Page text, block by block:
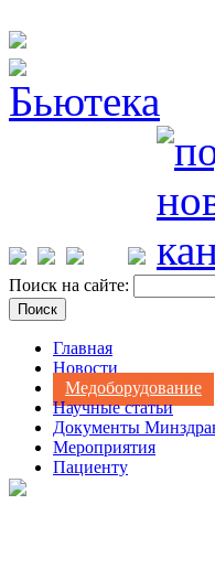
Поиск на сайте:
Главная
Новости
Медоборудование
Научные статьи
Документы
Мероприятия
Пациенту